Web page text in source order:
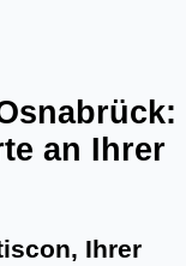
an Ihrer
Ihrer